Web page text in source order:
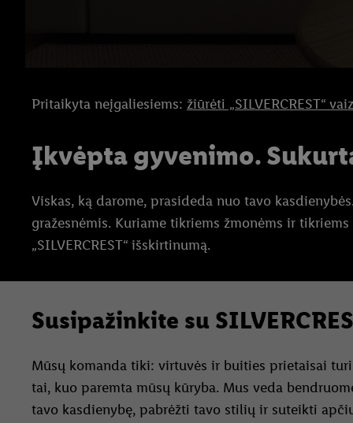
Pritaikyta neįgaliesiems: žiūrėti „SILVERCREST“
Įkvėpta gyvenimo.
Viskas, ką darome, prasideda nuo tavo
gražesnėmis. Kuriame tikriems žmonėms ir
„SILVERCREST“ išskirtinumą.
Susipažinkite su
Mūsų komanda tiki: virtuvės ir buities prietaisai
tai, kuo paremta mūsų kūryba. Mus veda
tavo kasdienybę, pabrėžti tavo stilių ir suteikti